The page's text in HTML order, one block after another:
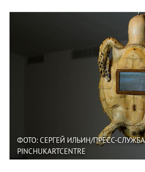
ФОТО: СЕРГЕЙ ИЛЬИН/ПРЕСС-СЛУЖБА
PINCHUKARTCENTRE